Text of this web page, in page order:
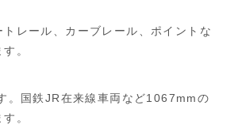
レール、カーブレール、ポイントな
。
。国鉄JR在来線車両など1067mmの
。